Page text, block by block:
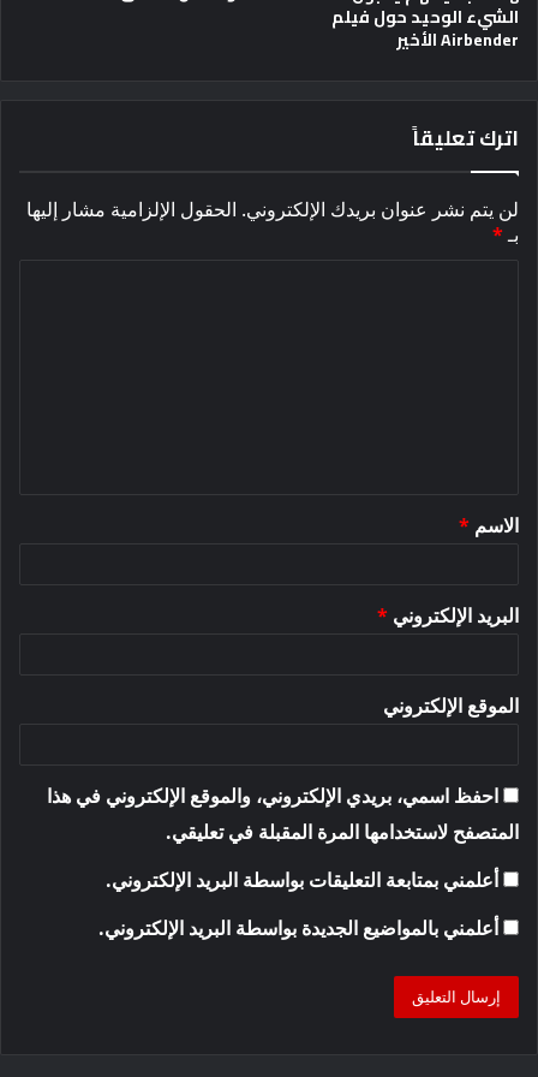
الشيء الوحيد حول فيلم
Airbender الأخير
اترك تعليقاً
لن يتم نشر عنوان بريدك الإلكتروني. الحقول الإلزامية مشار إليها
بـ*
*
الاسم *
البريد الإلكتروني *
الموقع الإلكتروني
احفظ اسمي، بريدي الإلكتروني، والموقع الإلكتروني في هذا
المتصفح لاستخدامها المرة المقبلة في تعليقي.
أعلمني بمتابعة التعليقات بواسطة البريد الإلكتروني.
أعلمني بالمواضيع الجديدة بواسطة البريد الإلكتروني.